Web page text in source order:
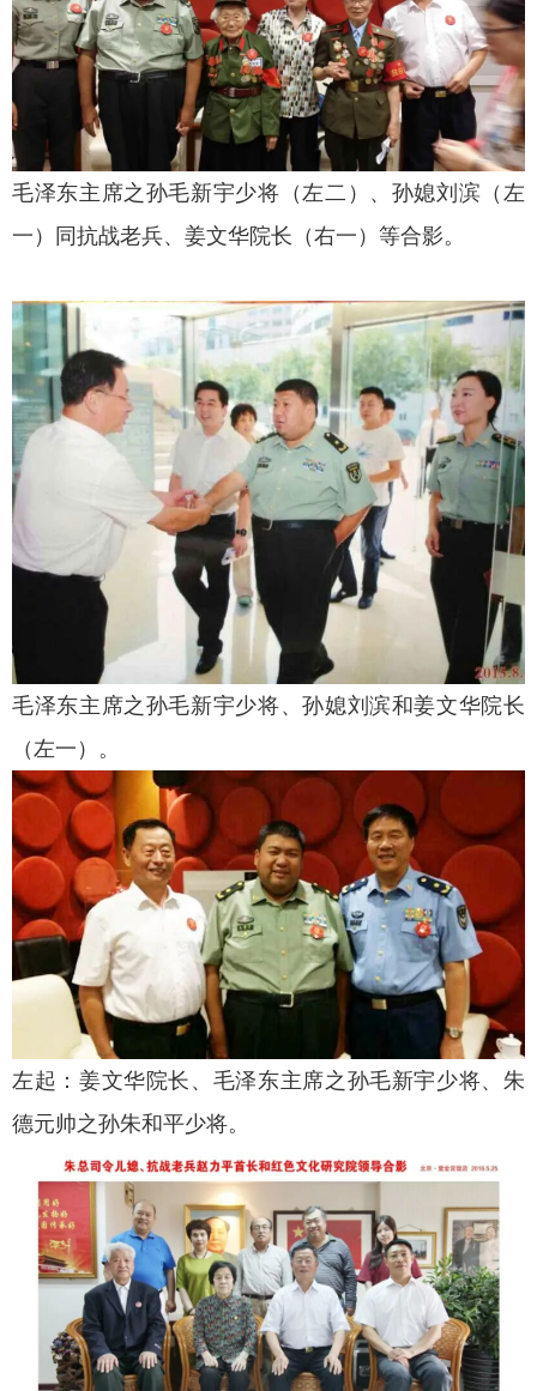
毛泽东主席之孙毛新宇少将（左二）、孙媳刘滨（左
一）同抗战老兵、姜文华院长（右一）等合影。
毛泽东主席之孙毛新宇少将、孙媳刘滨和姜文华院长
（左一）。
左起：姜文华院长、毛泽东主席之孙毛新宇少将、朱
德元帅之孙朱和平少将。